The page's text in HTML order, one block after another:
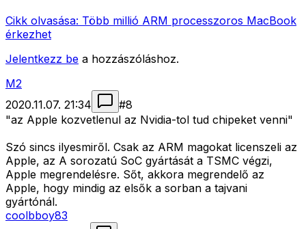
Cikk olvasása: Több millió ARM processzoros MacBook
érkezhet
Jelentkezz be a hozzászóláshoz.
M2
2020.11.07. 21:34
#8
"az Apple kozvetlenul az Nvidia-tol tud chipeket venni"
Szó sincs ilyesmiről. Csak az ARM magokat licenszeli az
Apple, az A sorozatú SoC gyártását a TSMC végzi,
Apple megrendelésre. Sőt, akkora megrendelő az
Apple, hogy mindig az elsők a sorban a tajvani
gyártónál.
coolbboy83